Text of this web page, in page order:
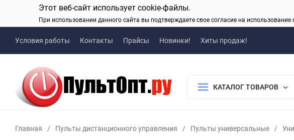
Этот веб-сайт использует cookie-файлы.
При использовании данного сайта вы подтверждаете свое согласие на
Условия работы Контакты Прайсы Новинки! Хиты продаж!
КАТАЛОГ ТОВАРОВ
Главная / Пульты дистанционного управления / Пульты универсальные /